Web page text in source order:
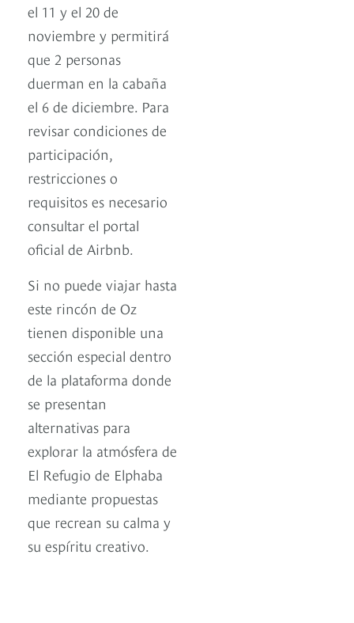
el 11 y el 20 de
noviembre y permitirá
que 2 personas
duerman en la cabaña
el 6 de diciembre. Para
revisar condiciones de
participación,
restricciones o
requisitos es necesario
consultar el portal
oficial de Airbnb.
Si no puede viajar hasta
este rincón de Oz
tienen disponible una
sección especial dentro
de la plataforma donde
se presentan
alternativas para
explorar la atmósfera de
El Refugio de Elphaba
mediante propuestas
que recrean su calma y
su espíritu creativo.